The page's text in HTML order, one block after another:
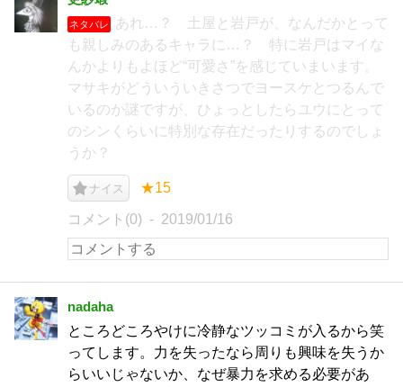
ネタバレ
あれ…？ 土屋と岩戸が、なんだかとって
も親しみのあるキャラに…？ 特に岩戸はマイな
んかよりもよほど“可愛さ”を感じていまいます。
マサキがどういういきさつでヨースケとつるんで
いるのか謎ですが、ひょっとしたらユウにとって
のシンくらいに特別な存在だったりするのでしょ
うか？
ナイス ★15
コメント(0) 2019/01/16
nadaha
ところどころやけに冷静なツッコミが入るから笑
ってします。力を失ったなら周りも興味を失うか
らいいじゃないか、なぜ暴力を求める必要があ